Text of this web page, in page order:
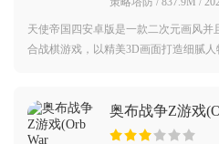
天使帝国四安卓版是一款二次元画风并
合战棋游戏，以精美3D画面打造细腻
奥布战争Z游戏